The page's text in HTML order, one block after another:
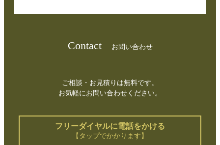
Contact お問い合わせ
ご相談・お見積りは無料です。
お気軽にお問い合わせください。
フリーダイヤルに電話をかける
【タップでかかります】